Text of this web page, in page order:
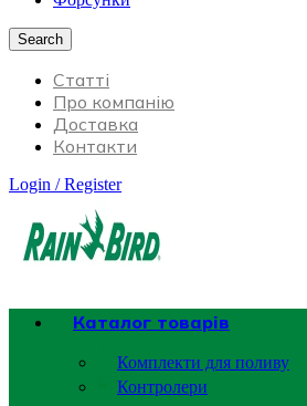
Search
Статті
Про компанію
Доставка
Контакти
Login / Register
Каталог товарів
Комплекти для поливу
Контролери